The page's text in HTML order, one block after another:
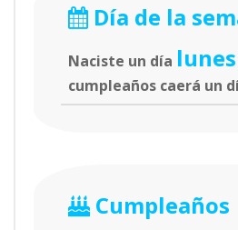
Día de la
Naciste un día lunes
cumpleaños caerá un
Cumpleaños